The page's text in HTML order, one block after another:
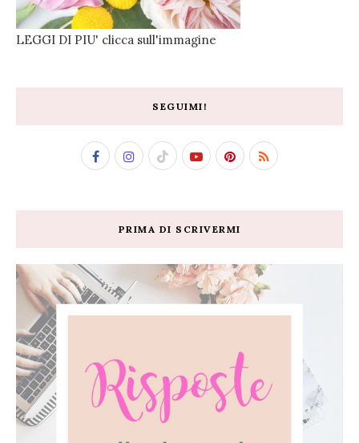
LEGGI DI PIU' clicca sull'immagine
SEGUIMI!
PRIMA DI SCRIVERMI